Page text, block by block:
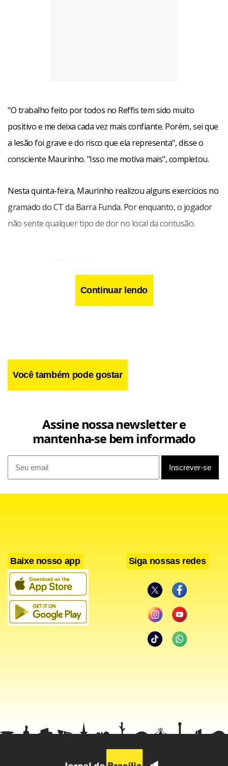
"O trabalho feito por todos no Reffis tem sido muito
positivo e me deixa cada vez mais confiante. Porém, sei que
a lesão foi grave e do risco que ela representa", disse o
consciente Maurinho. "Isso me motiva mais", completou.
Nesta quinta-feira, Maurinho realizou alguns exercícios no
gramado do CT da Barra Funda. Por enquanto, o jogador
não sente qualquer tipo de dor no local da contusão.
2002, surgiu muito bem com a camisa do Santos, onde
conquistou um título brasileiro. Em seguida, foi para o
Continuar lendo
Você também pode gostar
Assine nossa newsletter e
mantenha-se bem informado
Baixe nosso app Siga nossas redes